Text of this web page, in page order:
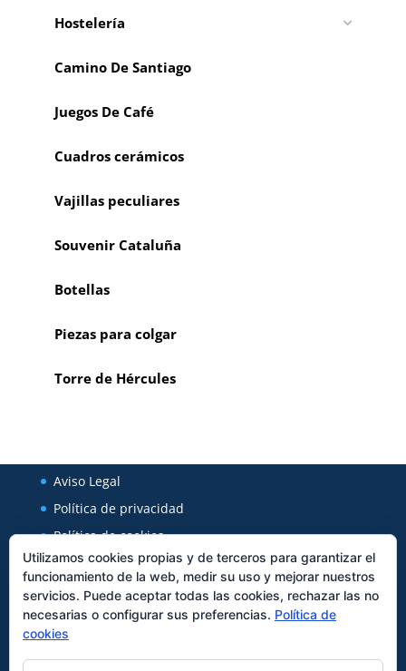
Hostelería
Camino De Santiago
Juegos De Café
Cuadros cerámicos
Vajillas peculiares
Souvenir Cataluña
Botellas
Piezas para colgar
Torre de Hércules
Aviso Legal
Política de privacidad
Política de cookies
Regal Cerámica
Utilizamos cookies propias y de terceros para garantizar el
funcionamiento de la web, medir su uso y mejorar nuestros
servicios. Puede aceptar todas las cookies, rechazar las no
necesarias o configurar sus preferencias. Política de
cookies